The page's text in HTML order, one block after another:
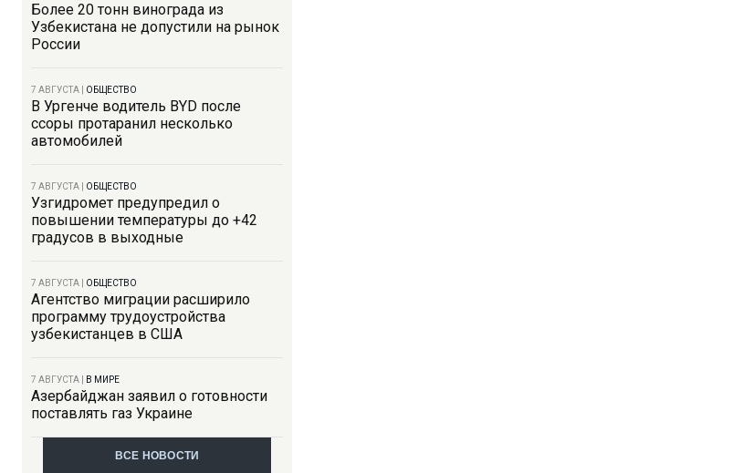
Более 20 тонн винограда из
Узбекистана не допустили на рынок
России
7 АВГУСТА ОБЩЕСТВО
В Ургенче водитель BYD после
ссоры протаранил несколько
автомобилей
7 АВГУСТА ОБЩЕСТВО
Узгидромет предупредил о
повышении температуры до +42
градусов в выходные
7 АВГУСТА ОБЩЕСТВО
Агентство миграции расширило
программу трудоустройства
узбекистанцев в США
7 АВГУСТА В МИРЕ
Азербайджан заявил о готовности
поставлять газ Украине
ВСЕ НОВОСТИ